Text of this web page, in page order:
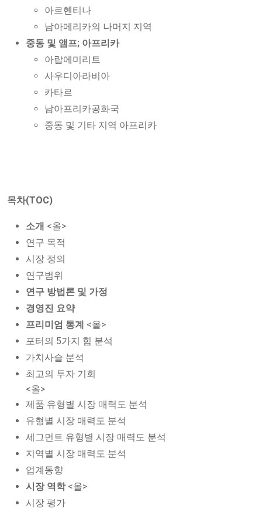
아르헨티나
남아메리카의 나머지 지역
중동 및 앰프; 아프리카
아랍에미리트
사우디아라비아
카타르
남아프리카공화국
중동 및 기타 지역 아프리카
목차(TOC)
소개 <올>
연구 목적
시장 정의
연구범위
연구 방법론 및 가정
경영진 요약
프리미엄 통계 <올>
포터의 5가지 힘 분석
가치사슬 분석
최고의 투자 기회
<올>
제품 유형별 시장 매력도 분석
유형별 시장 매력도 분석
세그먼트 유형별 시장 매력도 분석
지역별 시장 매력도 분석
업계동향
시장 역학<올>
시장 평가